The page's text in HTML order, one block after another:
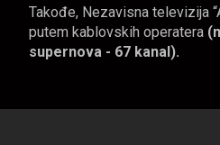
Takođe, Nezavisna televizija
putem kablovskih operatera
supernova - 67 kanal).